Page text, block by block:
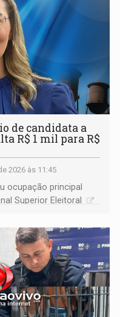
de candidata a
R$ 1 mil para R$
2026 às 11:45
ocupação principal
Superior Eleitoral